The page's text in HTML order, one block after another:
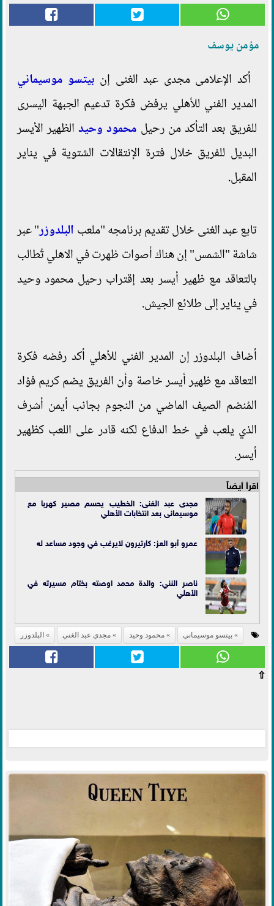
مؤمن يوسف
أكد الإعلامى مجدى عبد الغنى إن بيتسو موسيماني
المدير الفني للأهلي يرفض فكرة تدعيم الجبهة اليسرى
للفريق بعد التأكد من رحيل محمود وحيدالظهير الأيسر
البديل للفريق خلال فترة الإنتقالات الشتوية في يناير
المقبل.
تابع عبد الغنى خلال تقديم برنامجه "ملعب البلدوزر" عبر
شاشة "الشمس" إن هناك أصوات ظهرت في الاهلي تُطالب
بالتعاقد مع ظهير أيسر بعد إقتراب رحيل محمود وحيد
في يناير إلى طلائع الجيش.
أضاف البلدوزر إن المدير الفني للأهلي أكد رفضه فكرة
التعاقد مع ظهير أيسر خاصة وأن الفريق يضم كريم فؤاد
المُنضم الصيف الماضي من النجوم بجانب أيمن أشرف
الذي يلعب في خط الدفاع لكنه قادر على اللعب كظهير
أيسر.
اقرأ أيضاً
مجدى عبد الغنى: الخطيب يحسم مصير كهربا مع
موسيمانى بعد انتخابات الأهلي
عمرو أبو العز: كارتيرون لايرغب في وجود مساعد له
ناصر النني: والدة محمد اوصته بختام مسيرته في
الأهلي
بيتسو موسيماني محمود وحيد مجدي عبد الغني البلدوزر
⇧